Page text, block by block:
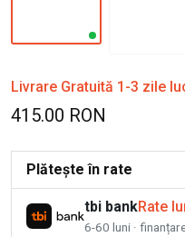
Livrare Gratuită 1-3 zile
415.00 RON
Plătește în rate
tbi bankRate
6-60 luni ·